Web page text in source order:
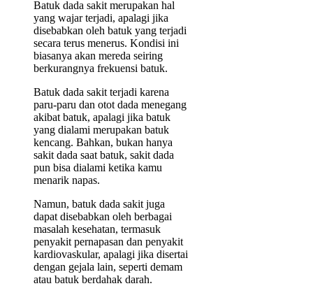
Batuk dada sakit merupakan hal
yang wajar terjadi, apalagi jika
disebabkan oleh batuk yang terjadi
secara terus menerus. Kondisi ini
biasanya akan mereda seiring
berkurangnya frekuensi batuk.
Batuk dada sakit terjadi karena
paru-paru dan otot dada menegang
akibat batuk, apalagi jika batuk
yang dialami merupakan batuk
kencang. Bahkan, bukan hanya
sakit dada saat batuk, sakit dada
pun bisa dialami ketika kamu
menarik napas.
Namun, batuk dada sakit juga
dapat disebabkan oleh berbagai
masalah kesehatan, termasuk
penyakit pernapasan dan penyakit
kardiovaskular, apalagi jika disertai
dengan gejala lain, seperti demam
atau batuk berdahak darah.